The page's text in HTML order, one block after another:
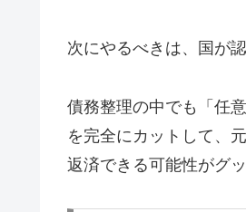
次にやるべきは、国が
債務整理の中でも「任
を完全にカットして、
返済できる可能性がグ